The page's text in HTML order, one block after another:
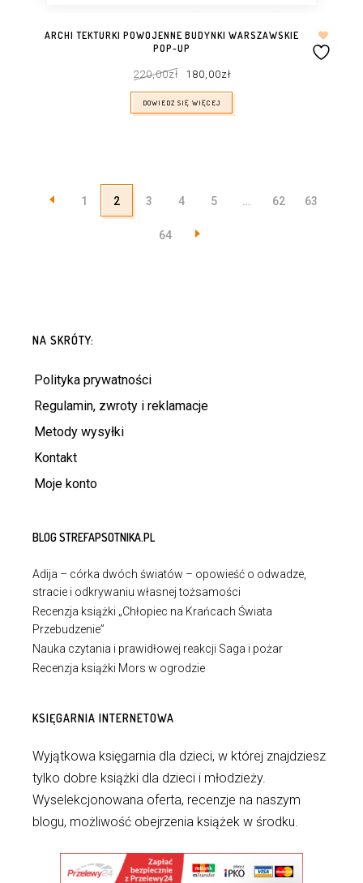
ARCHI TEKTURKI POWOJENNE BUDYNKI WARSZAWSKIE
POP-UP
220,00zł cena
wynosiła:
220,00zł.
180,00złcena
180,00zł.
DOWIEDZ SIĘ WIĘCEJ
1 2 3 4 5 … 62 63
64
NA SKRÓTY:
Polityka prywatności
Regulamin, zwroty i reklamacje
Metody wysyłki
Kontakt
Moje konto
BLOG STREFAPSOTNIKA.PL
Adija – córka dwóch światów – opowieść o odwadze,
stracie i odkrywaniu własnej tożsamości
Recenzja książki „Chłopiec na Krańcach Świata
Przebudzenie”
Nauka czytania i prawidłowej reakcji Saga i pożar
Recenzja książki Mors w ogrodzie
KSIĘGARNIA INTERNETOWA
Wyjątkowa księgarnia dla dzieci, w której znajdziesz
tylko dobre książki dla dzieci i młodzieży.
Wyselekcjonowana oferta, recenzje na naszym
blogu, możliwość obejrzenia książek w środku.